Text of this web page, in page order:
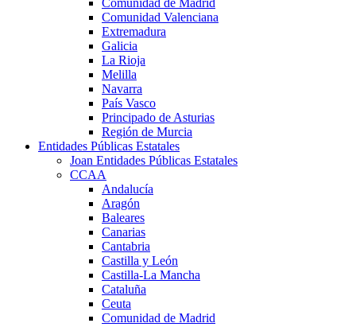
Comunidad Valenciana
Extremadura
Galicia
La Rioja
Melilla
Navarra
País Vasco
Principado de Asturias
Región de Murcia
Entidades Públicas Estatales
Joan Entidades Públicas Estatales
CCAA
Andalucía
Aragón
Baleares
Canarias
Cantabria
Castilla y León
Castilla-La Mancha
Cataluña
Ceuta
Comunidad de Madrid